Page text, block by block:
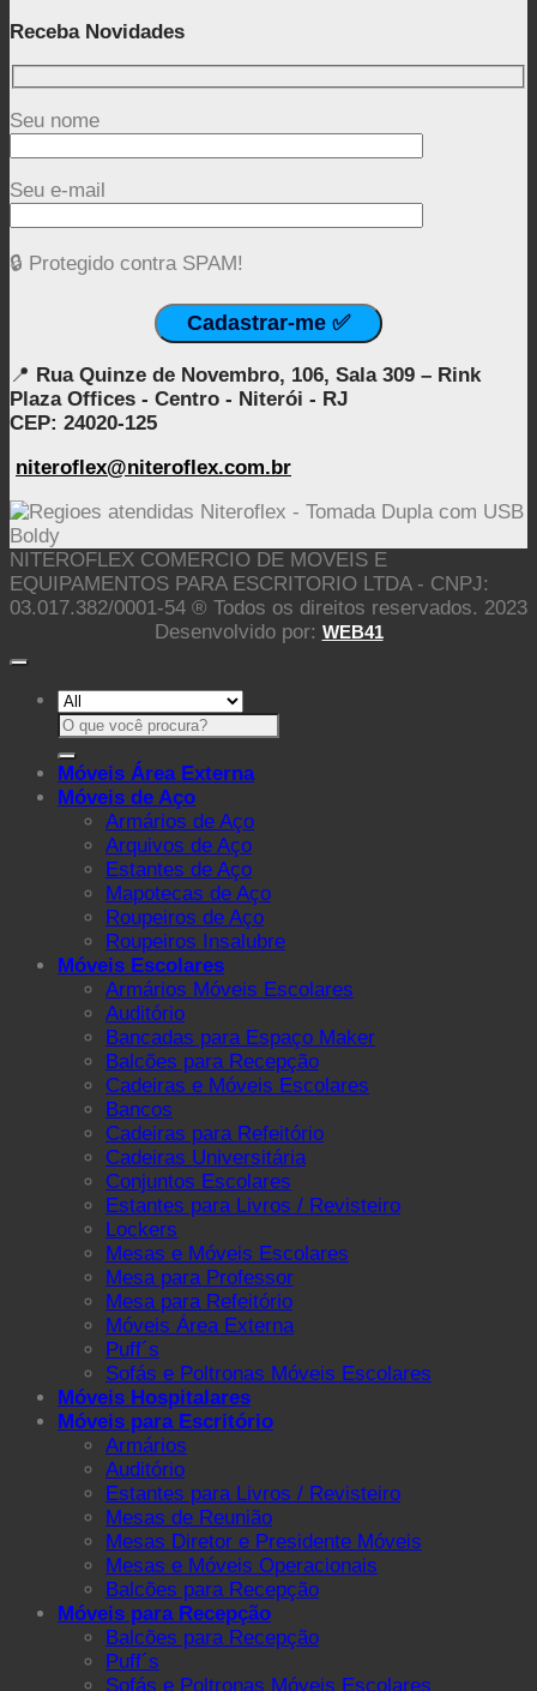
Receba Novidades
Seu nome
Seu e-mail
🔒 Protegido contra SPAM!
📍 Rua Quinze de Novembro, 106, Sala 309 – Rink
Plaza Offices - Centro - Niterói - RJ
CEP: 24020-125
niteroflex@niteroflex.com.br
NITEROFLEX COMERCIO DE MOVEIS E
EQUIPAMENTOS PARA ESCRITORIO LTDA - CNPJ:
03.017.382/0001-54 ® Todos os direitos reservados. 2023
Desenvolvido por: WEB41
Pesquisar
por:
Móveis Área Externa
Móveis de Aço
Armários de Aço
Arquivos de Aço
Estantes de Aço
Mapotecas de Aço
Roupeiros de Aço
Roupeiros Insalubre
Móveis Escolares
Armários Móveis Escolares
Auditório
Bancadas para Espaço Maker
Balcões para Recepção
Cadeiras e Móveis Escolares
Bancos
Cadeiras para Refeitório
Cadeiras Universitária
Conjuntos Escolares
Estantes para Livros / Revisteiro
Lockers
Mesas e Móveis Escolares
Mesa para Professor
Mesa para Refeitório
Móveis Área Externa
Puff´s
Sofás e Poltronas Móveis Escolares
Móveis Hospitalares
Móveis para Escritório
Armários
Auditório
Estantes para Livros / Revisteiro
Mesas de Reunião
Mesas Diretor e Presidente Móveis
Mesas e Móveis Operacionais
Balcões para Recepção
Móveis para Recepção
Balcões para Recepção
Puff´s
Sofás e Poltronas Móveis Escolares